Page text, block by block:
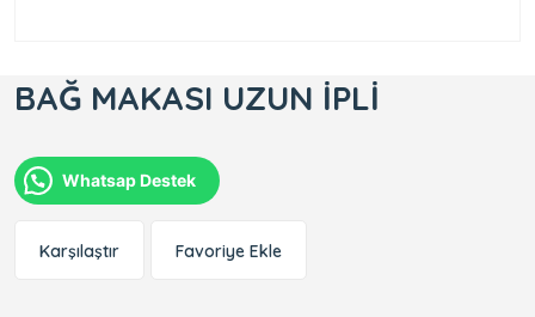
BAĞ MAKASI UZUN İPLİ
Whatsap Destek
Karşılaştır Favoriye Ekle